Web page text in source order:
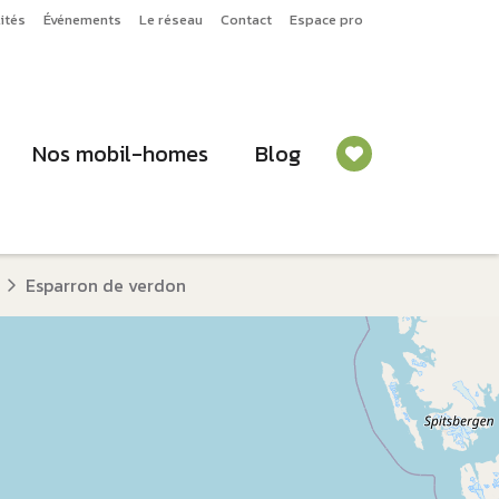
Événements Le réseau Contact Espace pro
Nos mobil-homes Blog
Esparron de verdon